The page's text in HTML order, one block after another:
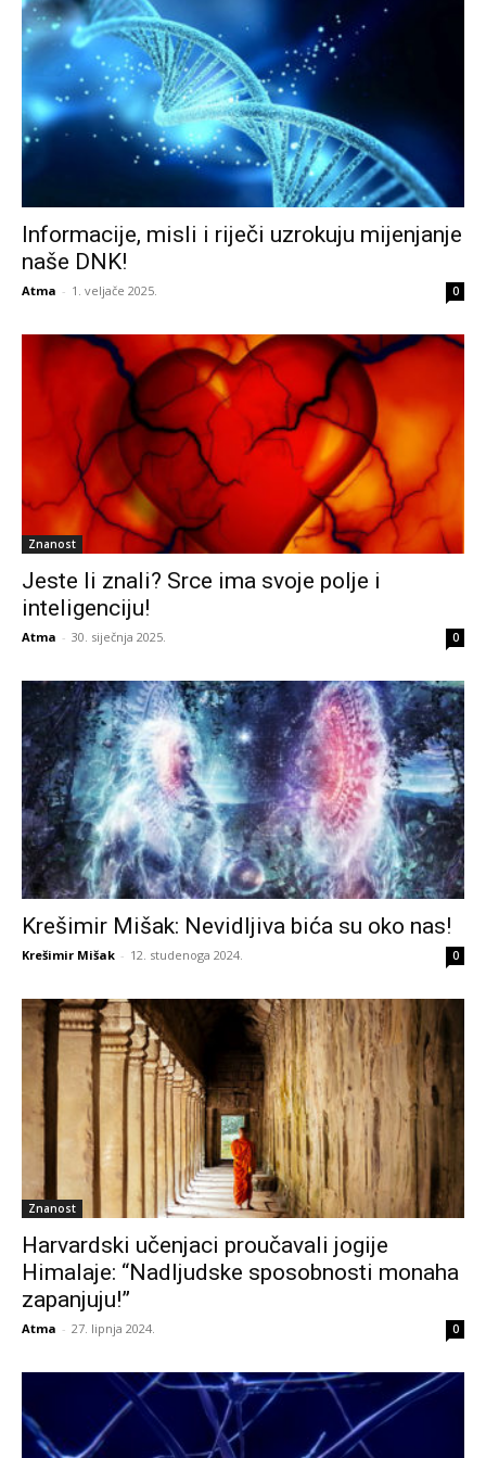
Informacije, misli i riječi uzrokuju mijenjanje
naše DNK!
Atma - 1. veljače 2025. 0
Znanost
Jeste li znali? Srce ima svoje polje i
inteligenciju!
Atma - 30. siječnja 2025. 0
Krešimir Mišak: Nevidljiva bića su oko nas!
Krešimir Mišak - 12. studenoga 2024. 0
Znanost
Harvardski učenjaci proučavali jogije
Himalaje: “Nadljudske sposobnosti monaha
zapanjuju!”
Atma - 27. lipnja 2024. 0